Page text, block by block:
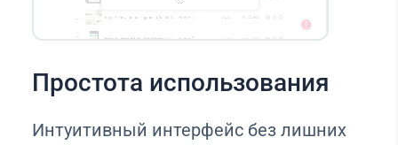
Простота использования
Интуитивный интерфейс без лишних